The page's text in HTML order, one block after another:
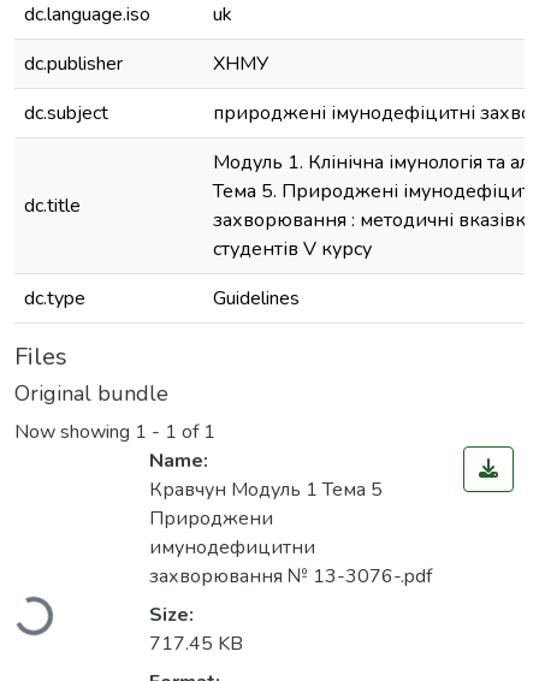
dc.language.iso
uk
dc.publisher
ХНМУ
dc.subject
природжені імунодефіцитні
dc.title
Модуль 1. Клінічна імунологія та
Тема 5. Природжені
захворювання : методичні
студентів V курсу
dc.type
Guidelines
Files
Original bundle
Now showing 1 - 1 of 1
Loading...
Name:
Кравчун Модуль 1 Тема 5
Природжени
имунодефицитни
захворювання № 13-3076-.pdf
Size:
717.45 KB